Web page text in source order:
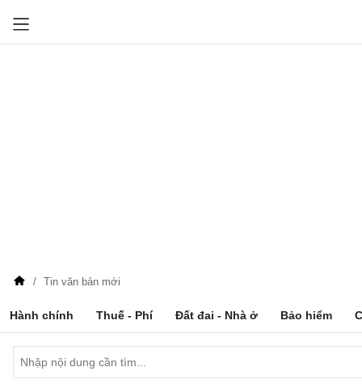
Tin văn bản mới
Hành chính Thuế - Phí Đất đai - Nhà ở Bảo hiểm